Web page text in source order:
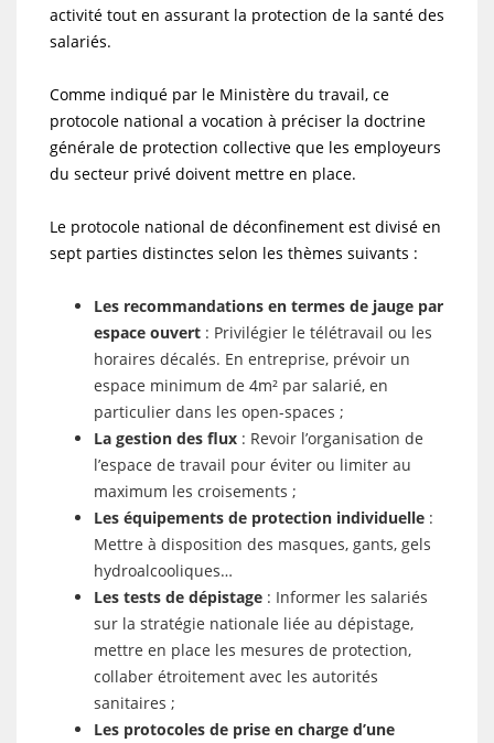
activité tout en assurant la protection de la santé des
salariés.
Comme indiqué par le Ministère du travail, ce
protocole national a vocation à préciser la doctrine
générale de protection collective que les employeurs
du secteur privé doivent mettre en place.
Le protocole national de déconfinement est divisé en
sept parties distinctes selon les thèmes suivants :
Les recommandations en termes de jauge par
espace ouvert : Privilégier le télétravail ou les
horaires décalés. En entreprise, prévoir un
espace minimum de 4m² par salarié, en
particulier dans les open-spaces ;
La gestion des flux : Revoir l’organisation de
l’espace de travail pour éviter ou limiter au
maximum les croisements ;
Les équipements de protection individuelle :
Mettre à disposition des masques, gants, gels
hydroalcooliques…
Les tests de dépistage : Informer les salariés
sur la stratégie nationale liée au dépistage,
mettre en place les mesures de protection,
collaber étroitement avec les autorités
sanitaires ;
Les protocoles de prise en charge d’une